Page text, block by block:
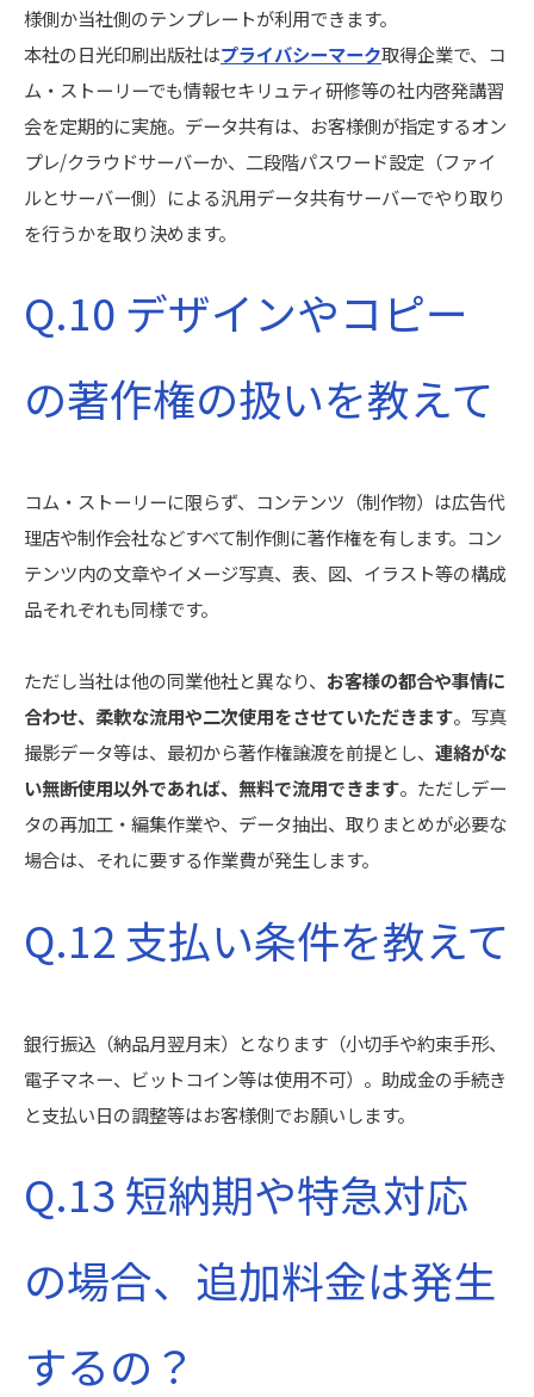
様側か当社側のテンプレートが利用できます。
本社の日光印刷出版社はプライバシーマーク取得企業で、コ
ム・ストーリーでも情報セキリュティ研修等の社内啓発講習
会を定期的に実施。データ共有は、お客様側が指定するオン
プレ/クラウドサーバーか、二段階パスワード設定（ファイ
ルとサーバー側）による汎用データ共有サーバーでやり取り
を行うかを取り決めます。
Q.10 デザインやコピー
の著作権の扱いを教えて
コム・ストーリーに限らず、コンテンツ（制作物）は広告代
理店や制作会社などすべて制作側に著作権を有します。コン
テンツ内の文章やイメージ写真、表、図、イラスト等の構成
品それぞれも同様です。
ただし当社は他の同業他社と異なり、 お客様の都合や事情に
合わせ、柔軟な流用や二次使用をさせていただきます。写真
撮影データ等は、最初から著作権譲渡を前提とし、 連絡がな
い無断使用以外であれば、無料で流用できます。ただしデー
タの再加工・編集作業や、データ抽出、取りまとめが必要な
場合は、それに要する作業費が発生します。
Q.12 支払い条件を教えて
銀行振込（納品月翌月末）となります（小切手や約束手形、
電子マネー、ビットコイン等は使用不可）。助成金の手続き
と支払い日の調整等はお客様側でお願いします。
Q.13 短納期や特急対応
の場合、追加料金は発生
するの？